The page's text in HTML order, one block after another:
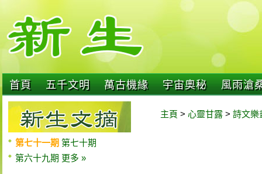
首頁 五千文明 萬古機緣 宇宙奧秘 風雨滄
第七十一期 第七十期
第六十九期 更多 »
主頁 > 心靈甘露 > 詩文樂